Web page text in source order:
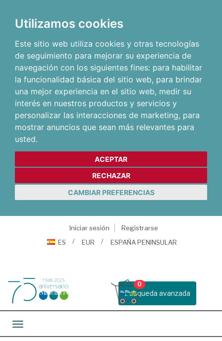
Utilizamos cookies
Este sitio web utiliza cookies y otras tecnologías
de seguimiento para mejorar su experiencia de
navegación con los siguientes fines: para habilitar
la funcionalidad básica del sitio web, para brindar
una mejor experiencia en el sitio web, medir su
interés en nuestros productos y servicios y
personalizar las interacciones de marketing, para
mostrar anuncios que sean más relevantes para
usted.
ACEPTAR
RECHAZAR
CAMBIAR PREFERENCIAS
Iniciar sesión
Registrarse
ES
EUR ESPAÑA PENINSULAR
Busqueda avanzada
0
Toggle navigation